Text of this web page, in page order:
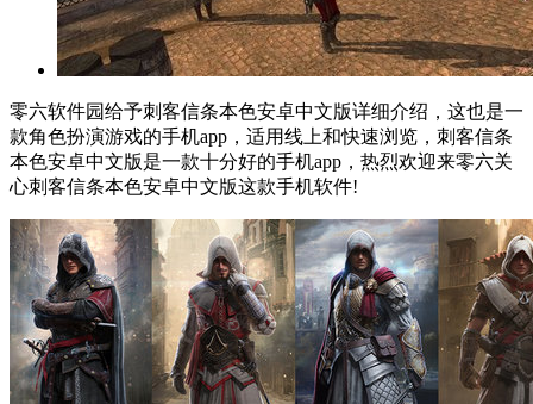
零六软件园给予刺客信条本色安卓中文版详细介绍，这也是一
款角色扮演游戏的手机app，适用线上和快速浏览，刺客信条
本色安卓中文版是一款十分好的手机app，热烈欢迎来零六关
心刺客信条本色安卓中文版这款手机软件!